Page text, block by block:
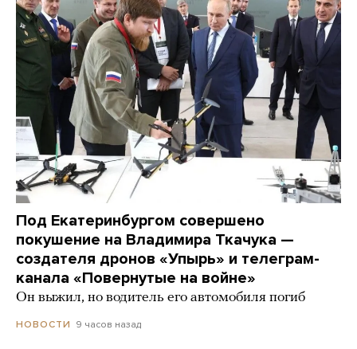
Под Екатеринбургом совершено
покушение на Владимира Ткачука —
создателя дронов «Упырь» и телеграм-
канала «Повернутые на войне»
Он выжил, но водитель его автомобиля погиб
НОВОСТИ 9 часов назад